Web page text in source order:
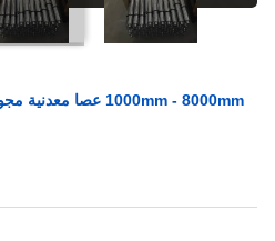
1000mm - 8000mm عصا معدنية مجوفة ، مطلية صلبة مزيتة بالكروم